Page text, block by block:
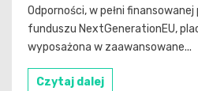
Odporności, w pełni
funduszu NextGenerationEU,
wyposażona w zaawansowane...
Czytaj dalej